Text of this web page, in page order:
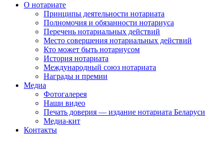
О нотариате
Принципы деятельности нотариата
Полномочия и обязанности нотариуса
Перечень нотариальных действий
Место совершения нотариальных действий
Кто может быть нотариусом
История нотариата
Международный союз нотариата
Награды и премии
Медиа
Фотогалерея
Наши видео
Печать доверия — издание нотариата Беларуси
Медиа-кит
Контакты